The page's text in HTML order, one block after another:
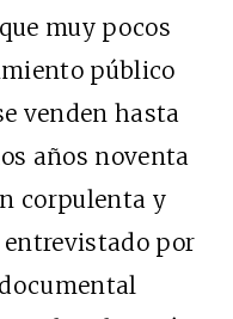
muy pocos
público
venden hasta
años noventa
corpulenta y
por